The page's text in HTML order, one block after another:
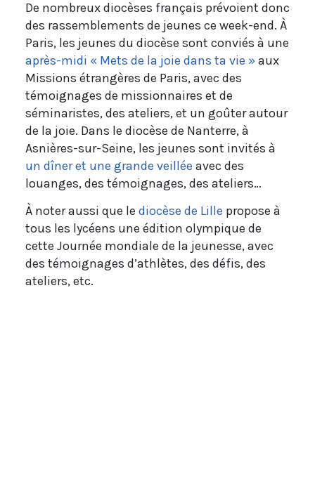
De nombreux diocèses français prévoient donc
des rassemblements de jeunes ce week-end. À
Paris, les jeunes du diocèse sont conviés à une
après-midi « Mets de la joie dans ta vie »aux
Missions étrangères de Paris, avec des
témoignages de missionnaires et de
séminaristes, des ateliers, et un goûter autour
de la joie. Dans le diocèse de Nanterre, à
Asnières-sur-Seine, les jeunes sont invités à
un dîner et une grande veillée avec des
louanges, des témoignages, des ateliers…
À noter aussi que le diocèse de Lille propose à
tous les lycéens une édition olympique de
cette Journée mondiale de la jeunesse, avec
des témoignages d’athlètes, des défis, des
ateliers, etc.